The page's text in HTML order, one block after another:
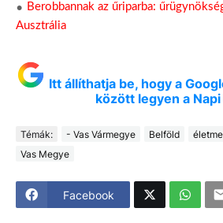
Berobbannak az űriparba:
Ausztrália
Itt állíthatja be, hogy a
között legyen a Napi
Témák: - Vas Vármegye Belföld
Vas Megye
Facebook